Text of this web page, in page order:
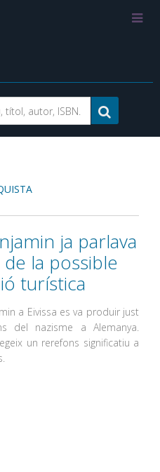
ja parlava
de la possible
turística
a Eivissa es va produir just
del nazisme a Alemanya.
un rerefons significatiu a